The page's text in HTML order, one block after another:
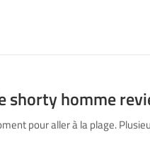
shorty homme
pour aller à la plage.